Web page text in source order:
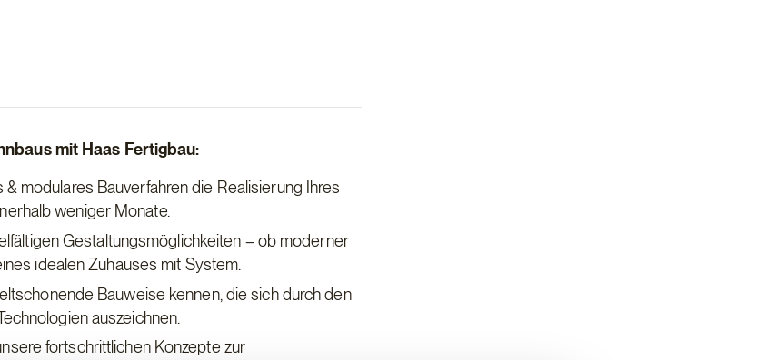
mit Haas Fertigbau:
modulares Bauverfahren die Realisierung Ihres
weniger Monate.
Gestaltungsmöglichkeiten – ob moderner
idealen Zuhauses mit System.
Bauweise kennen, die sich durch den
auszeichnen.
fortschrittlichen Konzepte zur